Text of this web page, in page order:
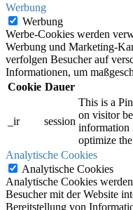
Werbung
Werbung
Werbe-Cookies werden
Werbung und Marketing-
verfolgen Besucher auf
Informationen, um
Cookie Dauer
_ir session
This is a
on visitor
information
optimize
Analytische Cookies
Analytische Cookies
Analytische Cookies
Besucher mit der Website
Bereitstellung von